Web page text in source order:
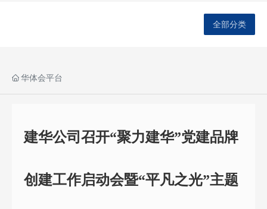
全部分类
华体会平台
建华公司召开“聚力建华”党建品牌
创建工作启动会暨“平凡之光”主题